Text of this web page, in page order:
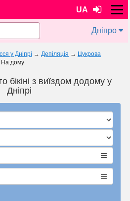
UA
Дніпро
у Дніпрі → Депіляція → Цукрова
На дому
бікіні з виїздом додому у
Дніпрі